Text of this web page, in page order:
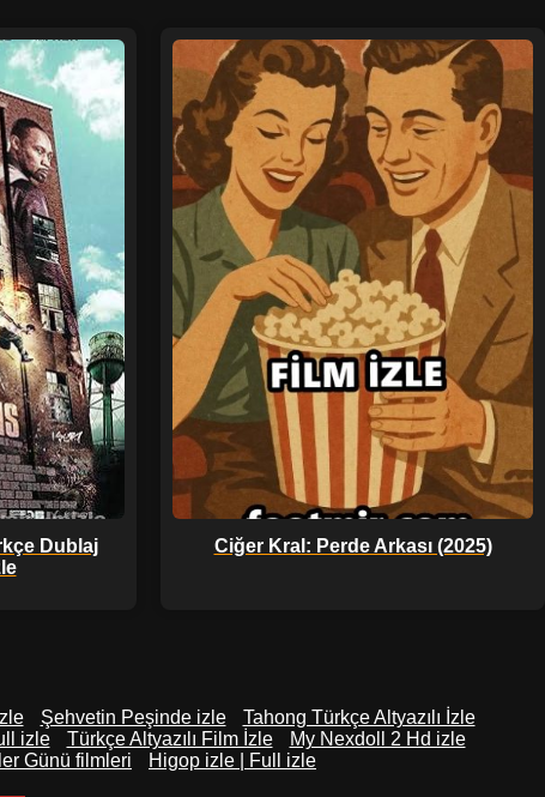
Dublaj
Ciğer Kral: Perde Arkası (2025)
Şehvetin Peşinde izle
Tahong Türkçe Altyazılı İzle
izle Türkçe Altyazılı Film İzle
My Nexdoll 2 Hd izle
Günü filmleri Higop izle | Full izle